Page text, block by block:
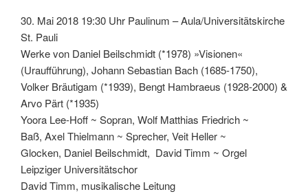
30. Mai 2018 19:30 Uhr Paulinum – Aula/Universitätskirche
St. Pauli
Werke von Daniel Beilschmidt (*1978) »Visionen«
(Uraufführung), Johann Sebastian Bach (1685-1750),
Volker Bräutigam (*1939), Bengt Hambraeus (1928-2000) &
Arvo Pärt (*1935)
Yoora Lee-Hoff ~ Sopran, Wolf Matthias Friedrich ~
Baß, Axel Thielmann ~ Sprecher, Veit Heller ~
Glocken, Daniel Beilschmidt, David Timm ~ Orgel
Leipziger Universitätschor
David Timm, musikalische Leitung